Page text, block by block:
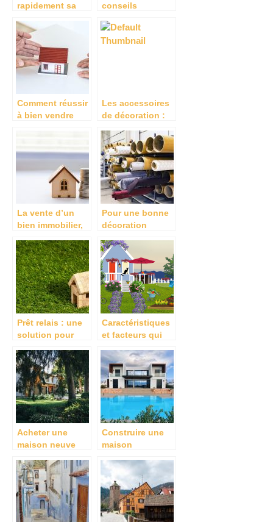
rapidement sa
conseils
une recherche
d’appartement
Comment réussir
à bien vendre
Les accessoires
de décoration :
procéder?
La vente d’un
bien immobilier,
passe ?
Pour une bonne
décoration
pour le papier
peint
Prêt relais : une
solution pour
avant la revente
Caractéristiques
et facteurs qui
valeur de la
maison
Acheter une
maison neuve
faites appel a un
promoteur
immobilier
Construire une
maison
pourquoi est-ce
en vogue en ce
moment ?